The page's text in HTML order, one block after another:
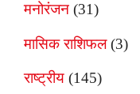
मनोरंजन (31)
मासिक राशिफल(3)
राष्ट्रीय (145)